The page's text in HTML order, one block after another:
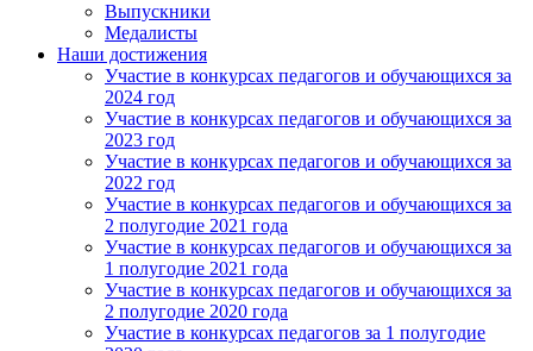
Выпускники
Медалисты
Наши достижения
Участие в конкурсах педагогов и обучающихся за
2024 год
Участие в конкурсах педагогов и обучающихся за
2023 год
Участие в конкурсах педагогов и обучающихся за
2022 год
Участие в конкурсах педагогов и обучающихся за
2 полугодие 2021 года
Участие в конкурсах педагогов и обучающихся за
1 полугодие 2021 года
Участие в конкурсах педагогов и обучающихся за
2 полугодие 2020 года
Участие в конкурсах педагогов за 1 полугодие